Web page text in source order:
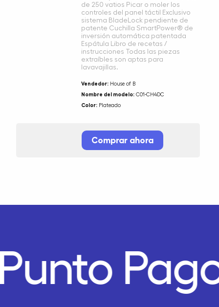
de 250 vatios Picar o moler los
controles del panel táctil Exclusivo
sistema BladeLock pendiente de
patente Cuchilla SmartPower® de
inversión automática patentada
Espátula Libro de recetas /
instrucciones Todas las piezas
extraíbles son aptas para
lavavajillas.
Vendedor: House of B
Nombre del modelo: C01-CH4DC
Color: Plateado
Comprar ahora